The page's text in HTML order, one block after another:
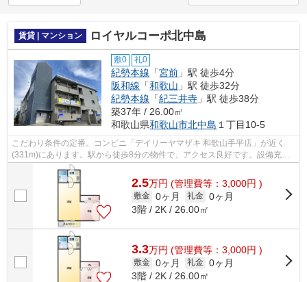
賃貸 | マンション ロイヤルコーポ北中島
敷0 礼0
紀勢本線 「宮前 」駅 徒歩4分
阪和線 「和歌山 」駅 徒歩32分
紀勢本線 「紀三井寺 」駅 徒歩38分
築37年 / 26.00㎡
和歌山県和歌山市北中島 １丁目10-5
こだわり条件の定番。コンビニ「デイリーヤマザキ 和歌山手平店」が近く
(331m)にあります。駅から徒歩8分の物件で、アクセス良好です。設備充
実、防犯性も高い安心のマンション物件で...
2.5万円 (管理費等：3,000円 )
敷金 0ヶ月 礼金 0ヶ月
3階 / 2K / 26.00㎡
3.3万円 (管理費等：3,000円 )
敷金 0ヶ月 礼金 0ヶ月
3階 / 2K / 26.00㎡